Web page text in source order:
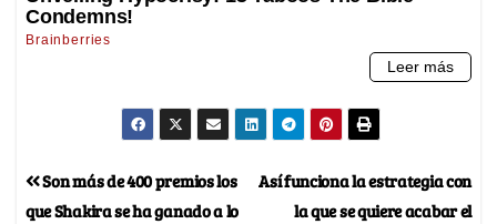
Así funciona la estrategia con
la que se quiere acabar el
Son más de 400 premios los
que Shakira se ha ganado a lo